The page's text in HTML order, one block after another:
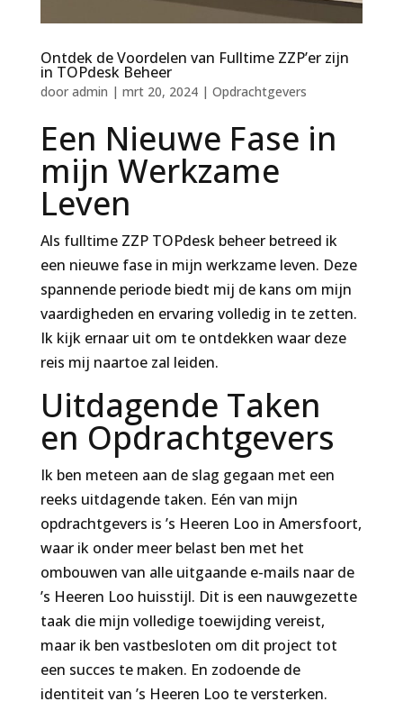
Ontdek de Voordelen van Fulltime ZZP’er zijn
in TOPdesk Beheer
door admin | mrt 20, 2024| Opdrachtgevers
Een Nieuwe Fase in
mijn Werkzame
Leven
Als fulltime ZZP TOPdesk beheer betreed ik
een nieuwe fase in mijn werkzame leven. Deze
spannende periode biedt mij de kans om mijn
vaardigheden en ervaring volledig in te zetten.
Ik kijk ernaar uit om te ontdekken waar deze
reis mij naartoe zal leiden.
Uitdagende Taken
en Opdrachtgevers
Ik ben meteen aan de slag gegaan met een
reeks uitdagende taken. Eén van mijn
opdrachtgevers is ’s Heeren Loo in Amersfoort,
waar ik onder meer belast ben met het
ombouwen van alle uitgaande e-mails naar de
’s Heeren Loo huisstijl. Dit is een nauwgezette
taak die mijn volledige toewijding vereist,
maar ik ben vastbesloten om dit project tot
een succes te maken. En zodoende de
identiteit van ’s Heeren Loo te versterken.